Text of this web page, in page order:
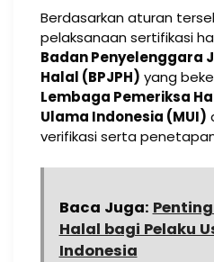
Berdasarkan aturan
pelaksanaan sertifikasi
Badan Penyelenggara
Halal (BPJPH) yang
Lembaga Pemeriksa
Ulama Indonesia (MUI)
verifikasi serta
Baca Juga:
Halal bagi Pelaku
Indonesia